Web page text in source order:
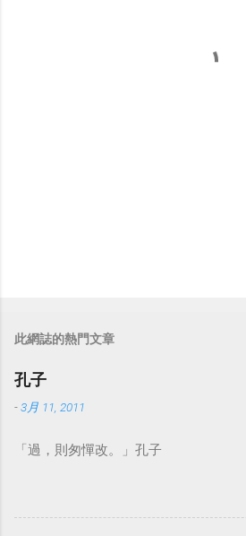
此網誌的熱門文章
孔子
-3月 11, 2011
「過，則匆憚改。」孔子